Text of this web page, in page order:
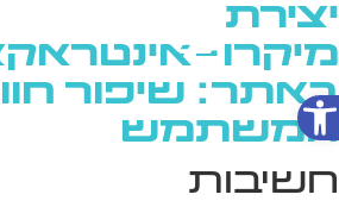
פתח סרגל נגישות
יצירת
מיקרו-
באתר: שיפור
המשתמש
חשיבות